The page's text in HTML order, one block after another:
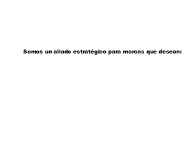
Somos un aliado estratégico para marcas que desean: